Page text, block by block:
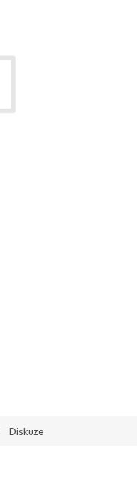
Diskuze